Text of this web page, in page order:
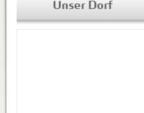
Unser Dorf